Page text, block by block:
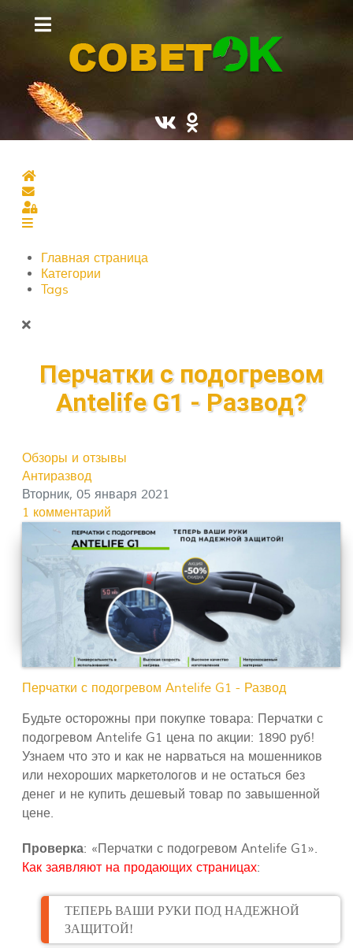
Главная страница
Подписаться на блог
Sign In
Главная страница
Категории
Tags
Перчатки с подогревом
Antelife G1 - Развод?
Обзоры и отзывы
Антиразвод
Вторник, 05 января 2021
1 комментарий
Перчатки с подогревом Antelife G1 - Развод
Будьте осторожны при покупке товара: Перчатки с
подогревом Antelife G1 цена по акции: 1890 руб!
Узнаем что это и как не нарваться на мошенников
или нехороших маркетологов и не остаться без
денег и не купить дешевый товар по завышенной
цене.
Проверка: «Перчатки с подогревом Antelife G1».
Как заявляют на продающих страницах:
ТЕПЕРЬ ВАШИ РУКИ ПОД НАДЕЖНОЙ
ЗАЩИТОЙ!